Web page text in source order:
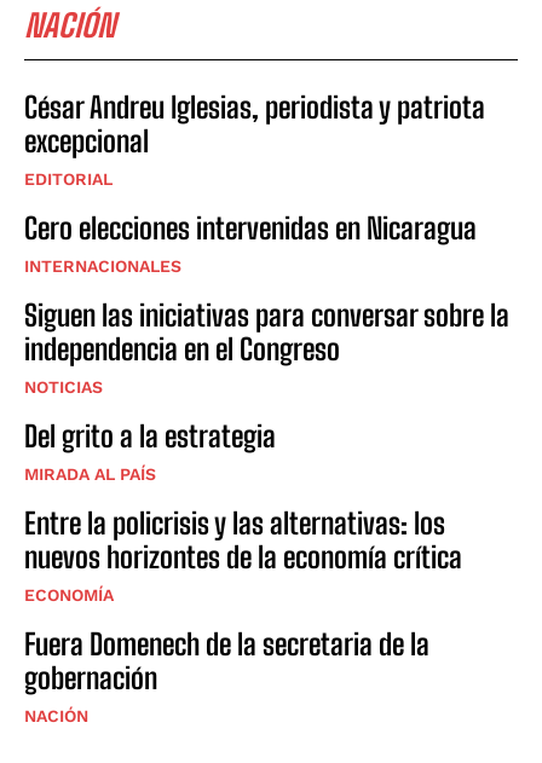
NACIÓN
César Andreu Iglesias, periodista y patriota
excepcional
EDITORIAL
Cero elecciones intervenidas en Nicaragua
INTERNACIONALES
Siguen las iniciativas para conversar sobre la
independencia en el Congreso
NOTICIAS
Del grito a la estrategia
MIRADA AL PAÍS
Entre la policrisis y las alternativas: los
nuevos horizontes de la economía crítica
ECONOMÍA
Fuera Domenech de la secretaria de la
gobernación
NACIÓN